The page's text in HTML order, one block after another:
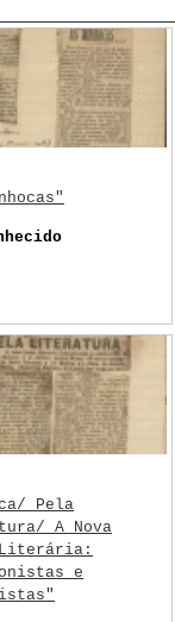
Pela
A Nova
Literária:
e